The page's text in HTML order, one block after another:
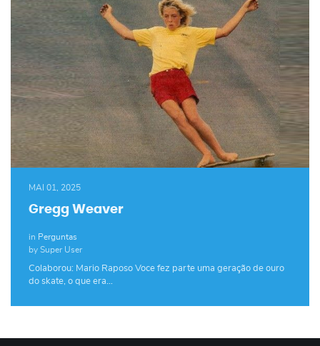
MAI 01, 2025
Gregg Weaver
in Perguntas
by Super User
Colaborou: Mario Raposo Voce fez parte uma geração de ouro
do skate, o que era…